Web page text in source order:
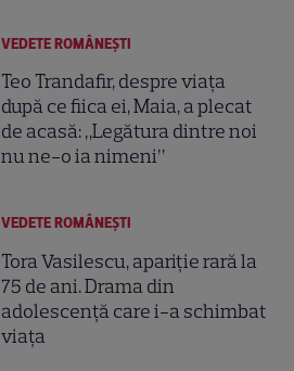
VEDETE ROMÂNEŞTI
Teo Trandafir, despre viața
după ce fiica ei, Maia, a plecat
de acasă: „Legătura dintre noi
nu ne-o ia nimeni”
VEDETE ROMÂNEŞTI
Tora Vasilescu, apariție rară la
75 de ani. Drama din
adolescență care i-a schimbat
viața